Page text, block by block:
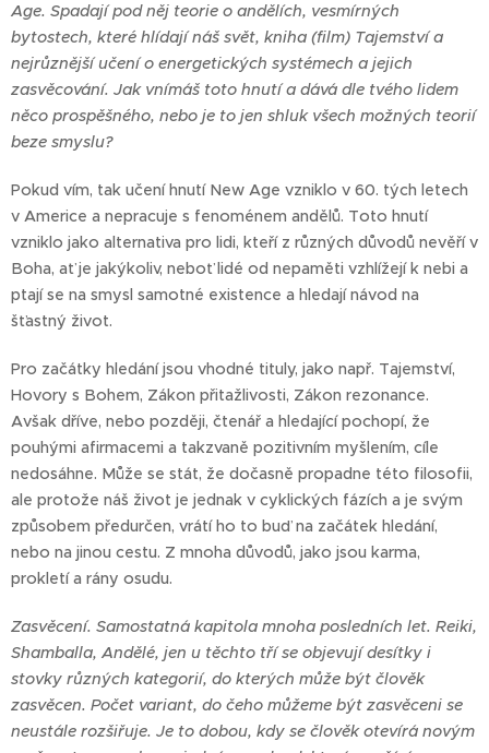
Age. Spadají pod něj teorie o andělích, vesmírných
bytostech, které hlídají náš svět, kniha (film) Tajemství a
nejrůznější učení o energetických systémech a jejich
zasvěcování. Jak vnímáš toto hnutí a dává dle tvého lidem
něco prospěšného, nebo je to jen shluk všech možných teorií
beze smyslu?
Pokud vím, tak učení hnutí New Age vzniklo v 60. tých letech
v Americe a nepracuje s fenoménem andělů. Toto hnutí
vzniklo jako alternativa pro lidi, kteří z různých důvodů nevěří v
Boha, ať je jakýkoliv, neboť lidé od nepaměti vzhlížejí k nebi a
ptají se na smysl samotné existence a hledají návod na
šťastný život.
Pro začátky hledání jsou vhodné tituly, jako např. Tajemství,
Hovory s Bohem, Zákon přitažlivosti, Zákon rezonance.
Avšak dříve, nebo později, čtenář a hledající pochopí, že
pouhými afirmacemi a takzvaně pozitivním myšlením, cíle
nedosáhne. Může se stát, že dočasně propadne této filosofii,
ale protože náš život je jednak v cyklických fázích a je svým
způsobem předurčen, vrátí ho to buď na začátek hledání,
nebo na jinou cestu. Z mnoha důvodů, jako jsou karma,
prokletí a rány osudu.
Zasvěcení. Samostatná kapitola mnoha posledních let. Reiki,
Shamballa, Andělé, jen u těchto tří se objevují desítky i
stovky různých kategorií, do kterých může být člověk
zasvěcen. Počet variant, do čeho můžeme být zasvěceni se
neustále rozšiřuje. Je to dobou, kdy se člověk otevírá novým